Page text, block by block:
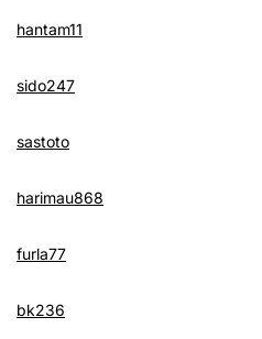
hantam11
sido247
sastoto
harimau868
furla77
bk236